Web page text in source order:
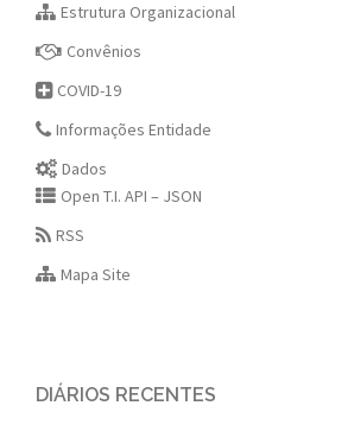
Estrutura Organizacional
Convênios
COVID-19
Informações Entidade
Dados
Open T.I. API – JSON
RSS
Mapa Site
DIÁRIOS RECENTES